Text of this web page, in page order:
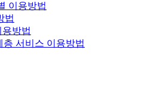
이용방법
법
방법
층 서비스 이용방법